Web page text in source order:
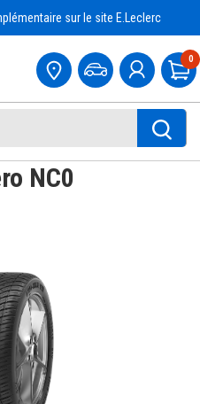
sur le site E.Leclerc
0
NC0